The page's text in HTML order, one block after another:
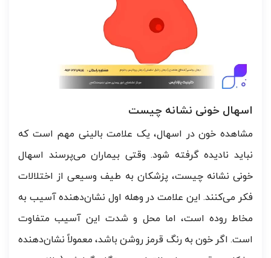
اسهال خونی نشانه چیست
مشاهده خون در اسهال، یک علامت بالینی مهم است که
نباید نادیده گرفته شود. وقتی بیماران می‌پرسند اسهال
خونی نشانه چیست، پزشکان به طیف وسیعی از اختلالات
فکر می‌کنند. این علامت در وهله اول نشان‌دهنده آسیب به
مخاط روده است، اما محل و شدت این آسیب متفاوت
است. اگر خون به رنگ قرمز روشن باشد، معمولاً نشان‌دهنده